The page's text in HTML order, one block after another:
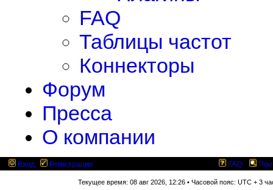
FAQ
Таблицы частот
Коннекторы
Форум
Пресса
О компании
Вход Регистрация FAQ
Текущее время: 08 авг 2026, 12:26 • Часовой пояс: UTC + 3